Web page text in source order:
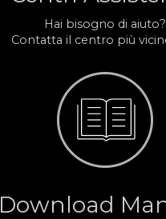
Hai bisogno di aiuto?
Contatta il centro più
Download